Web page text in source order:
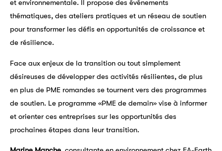
et environnementale. Il propose des événements
thématiques, des ateliers pratiques et un réseau de soutien
pour transformer les défis en opportunités de croissance et
de résilience.
Face aux enjeux de la transition ou tout simplement
désireuses de développer des activités résilientes, de plus
en plus de PME romandes se tournent vers des programmes
de soutien. Le programme «PME de demain» vise à informer
et orienter ces entreprises sur les opportunités des
prochaines étapes dans leur transition.